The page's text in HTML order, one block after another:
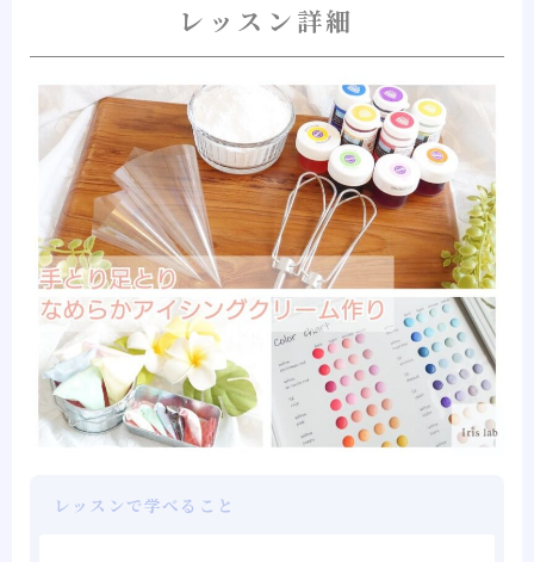
レッスン詳細
レッスンで学べること